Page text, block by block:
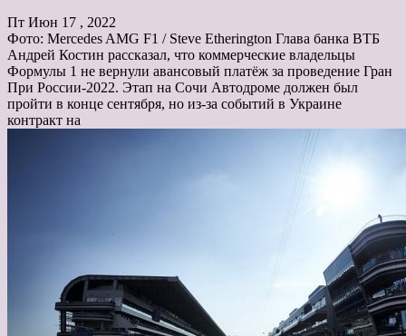
Пт Июн 17 , 2022
Фото: Mercedes AMG F1 / Steve Etherington Глава банка ВТБ
Андрей Костин рассказал, что коммерческие владельцы
Формулы 1 не вернули авансовый платёж за проведение Гран
При России-2022. Этап на Сочи Автодроме должен был
пройти в конце сентября, но из-за событий в Украине
контракт на